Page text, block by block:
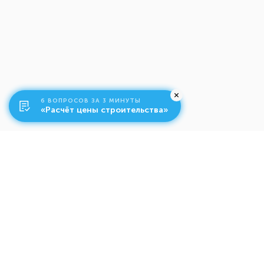
6 ВОПРОСОВ ЗА 3 МИНУТЫ
«Расчёт цены строительства»